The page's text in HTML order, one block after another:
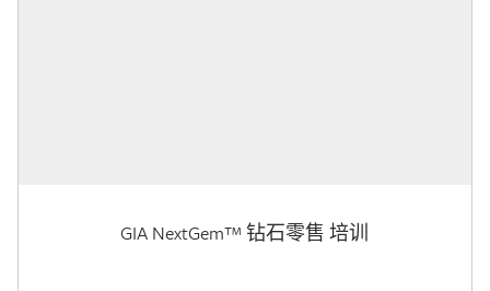
GIA NextGem™ 钻石零售 培训